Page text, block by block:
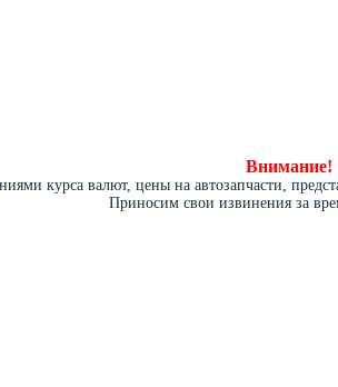
Внимание!
курса валют, цены на автозапчасти,
Приносим свои извинения за